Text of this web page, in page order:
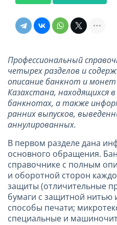
Профессиональный
четырех разделов и
описание банкнот и
Казахстана, находящихся
банкнотах, а также
ранних выпусков,
аннулированных.
В первом разделе дана
основного обращения.
справочнике с полным
и оборотной сторон
защиты (отличительные
бумаги с защитной нитью
способы печати;
специальные и